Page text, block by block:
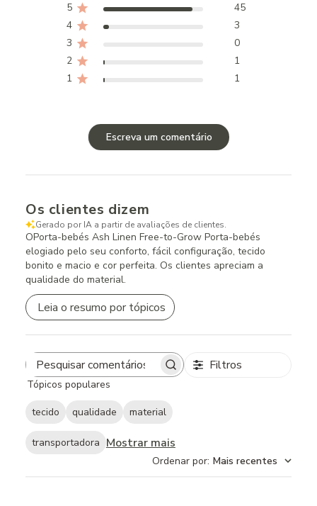
5
45
4
3
3
0
2
1
1
1
Escreva um comentário
Os clientes dizem
Gerado por IA a partir de avaliações de clientes.
OPorta-bebés Ash Linen Free-to-Grow Porta-bebés
elogiado pelo seu conforto, fácil configuração, tecido
bonito e macio e cor perfeita. Os clientes apreciam a
qualidade do material.
Leia o resumo por tópicos
Search
reviews
Filtros
Tópicos populares
tecido qualidade material
transportadora Mostrar mais
Ordenar por: Mais recentes